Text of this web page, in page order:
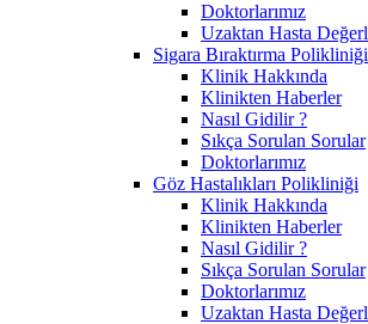
Doktorlarımız
Uzaktan Hasta
Sigara Bıraktırma Polikliniği
Klinik Hakkında
Klinikten Haberler
Nasıl Gidilir ?
Sıkça Sorulan Sorular
Doktorlarımız
Göz Hastalıkları Polikliniği
Klinik Hakkında
Klinikten Haberler
Nasıl Gidilir ?
Sıkça Sorulan Sorular
Doktorlarımız
Uzaktan Hasta